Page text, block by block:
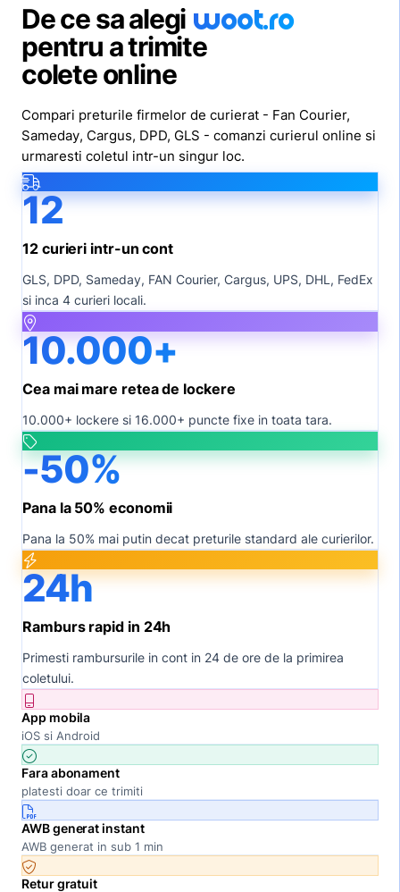
De ce sa alegi woot.ro
pentru a trimite
colete online
Compari preturile firmelor de curierat - Fan Courier,
Sameday, Cargus, DPD, GLS - comanzi curierul online si
urmaresti coletul intr-un singur loc.
12
12 curieri intr-un cont
GLS, DPD, Sameday, FAN Courier, Cargus, UPS, DHL, FedEx
si inca 4 curieri locali.
10.000+
Cea mai mare retea de lockere
10.000+ lockere si 16.000+ puncte fixe in toata tara.
-50%
Pana la 50% economii
Pana la 50% mai putin decat preturile standard ale curierilor.
24h
Ramburs rapid in 24h
Primesti rambursurile in cont in 24 de ore de la primirea
coletului.
App mobila
iOS si Android
Fara abonament
platesti doar ce trimiti
AWB generat instant
AWB generat in sub 1 min
Retur gratuit